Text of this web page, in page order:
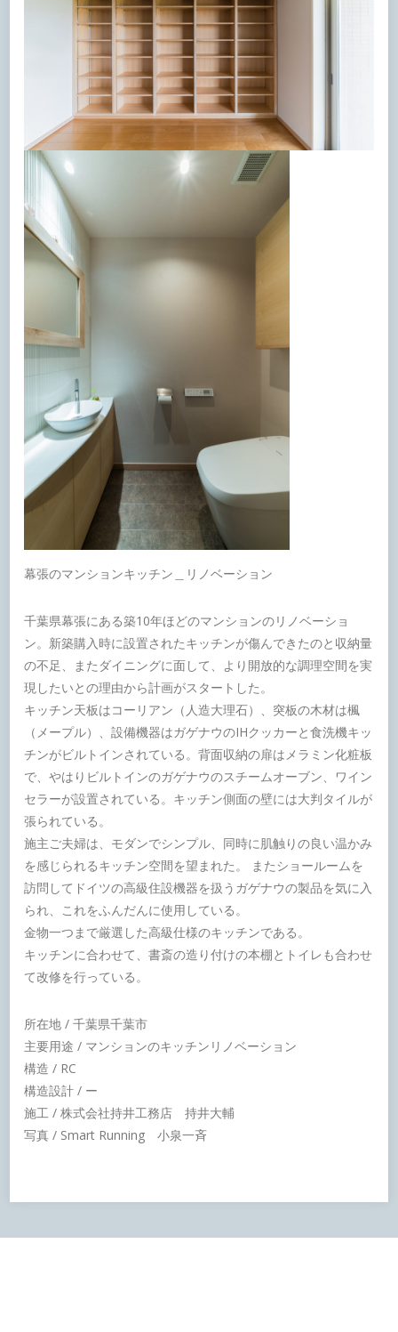
幕張のマンションキッチン＿リノベーション
千葉県幕張にある築10年ほどのマンションのリノベーショ
ン。新築購入時に設置されたキッチンが傷んできたのと収納量
の不足、またダイニングに面して、より開放的な調理空間を実
現したいとの理由から計画がスタートした。
キッチン天板はコーリアン（人造大理石）、突板の木材は楓
（メープル）、設備機器はガゲナウのIHクッカーと食洗機キッ
チンがビルトインされている。背面収納の扉はメラミン化粧板
で、やはりビルトインのガゲナウのスチームオーブン、ワイン
セラーが設置されている。キッチン側面の壁には大判タイルが
張られている。
施主ご夫婦は、モダンでシンプル、同時に肌触りの良い温かみ
を感じられるキッチン空間を望まれた。 またショールームを
訪問してドイツの高級住設機器を扱うガゲナウの製品を気に入
られ、これをふんだんに使用している。
金物一つまで厳選した高級仕様のキッチンである。
キッチンに合わせて、書斎の造り付けの本棚とトイレも合わせ
て改修を行っている。
所在地 / 千葉県千葉市
主要用途 / マンションのキッチンリノベーション
構造 / RC
構造設計 / ー
施工 / 株式会社持井工務店 持井大輔
写真 / Smart Running 小泉一斉